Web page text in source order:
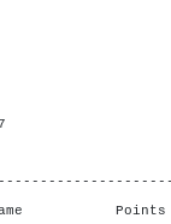
SA
Nord
1
Est -
Ouest
Points